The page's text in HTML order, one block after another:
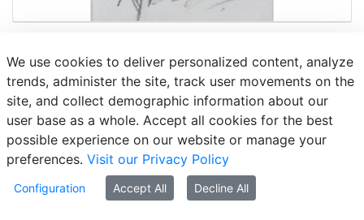
We use cookies to deliver personalized content, analyze
trends, administer the site, track user movements on the
site, and collect demographic information about our
user base as a whole. Accept all cookies for the best
possible experience on our website or manage your
preferences. Visit our Privacy Policy
Configuration Accept All Decline All